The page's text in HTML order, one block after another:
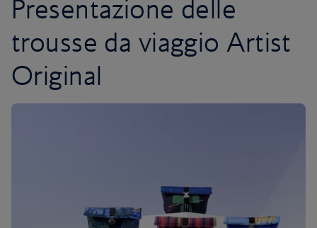
Presentazione delle
trousse da viaggio Artist
Original